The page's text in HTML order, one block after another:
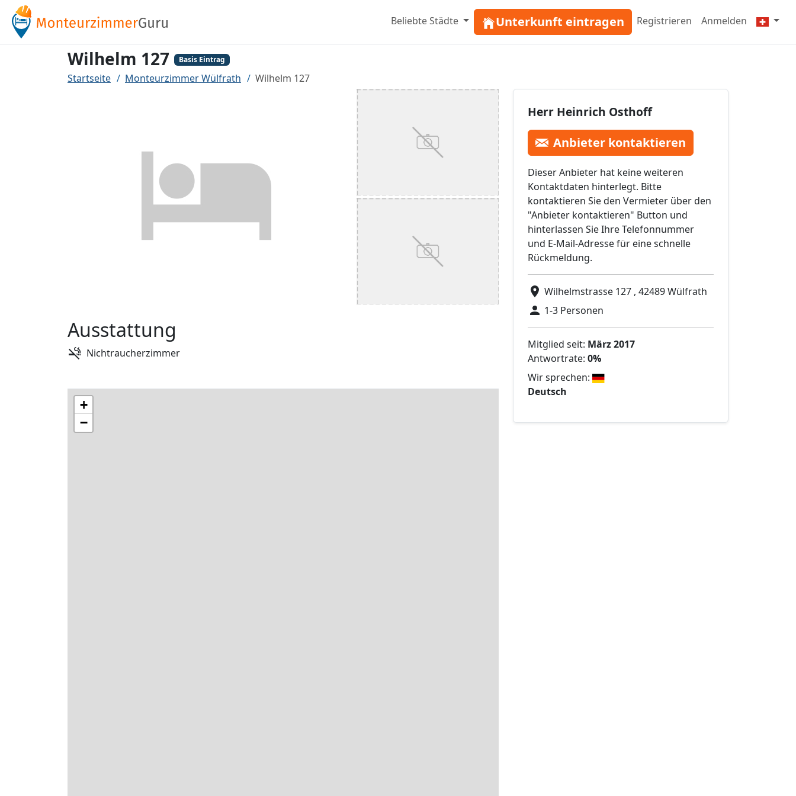
Beliebte Städte Unterkunft eintragen Registrieren Anmelden
Wilhelm 127 Basis Eintrag
Startseite Monteurzimmer Wülfrath Wilhelm 127
Herr Heinrich Osthoff
Anbieter kontaktieren
Dieser Anbieter hat keine weiteren
Kontaktdaten hinterlegt. Bitte
kontaktieren Sie den Vermieter über den
"Anbieter kontaktieren" Button und
hinterlassen Sie Ihre Telefonnummer
und E-Mail-Adresse für eine schnelle
Rückmeldung.
Wilhelmstrasse 127 , 42489 Wülfrath
1-3 Personen
Mitglied seit: März 2017
Antwortrate: 0%
Wir sprechen:
Deutsch
Ausstattung
Nichtraucherzimmer
+
−